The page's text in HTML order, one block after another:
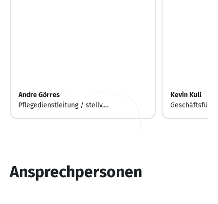
Andre Görres
Pflegedienstleitung / stellv.
Kevin Kull
Ansprechpersonen